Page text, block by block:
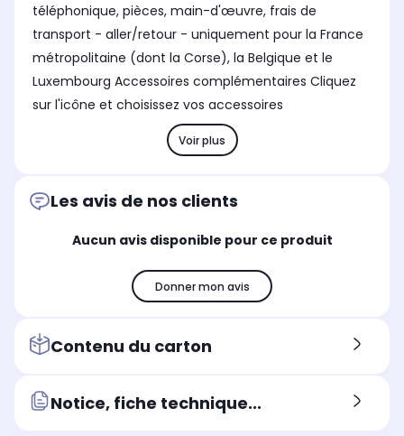
téléphonique, pièces, main-d'œuvre, frais de
transport - aller/retour - uniquement pour la France
métropolitaine (dont la Corse), la Belgique et le
Luxembourg Accessoires complémentaires Cliquez
sur l'icône et choisissez vos accessoires
Voir plus
Les avis de nos clients
Aucun avis disponible pour ce produit
Donner mon avis
Contenu du carton
Notice, fiche technique...